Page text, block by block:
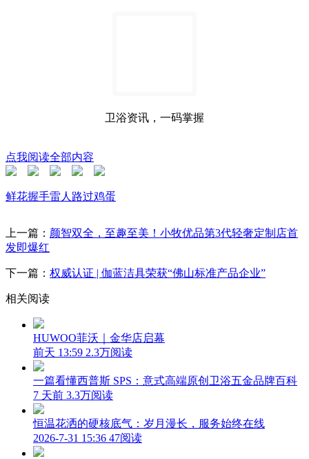
卫浴资讯，一码掌握
点我阅读全部内容
鲜花握手雷人 路过鸡蛋
上一篇： 颜智双全，至趣至美！小牧优品第3代轻奢定制店首
发即爆红
下一篇： 权威认证 | 伽蓝洁具荣获“佛山标准产品企业”
相关阅读
HUWOO菲沃｜金华店启幕
前天 13:59 2.3万阅读
一篇看懂西普斯 SPS：意式高端原创卫浴五金品牌百科
7 天前 3.3万阅读
恒温花洒的硬核底气：岁月漫长，服务始终在线
2026-7-31 15:36 47阅读